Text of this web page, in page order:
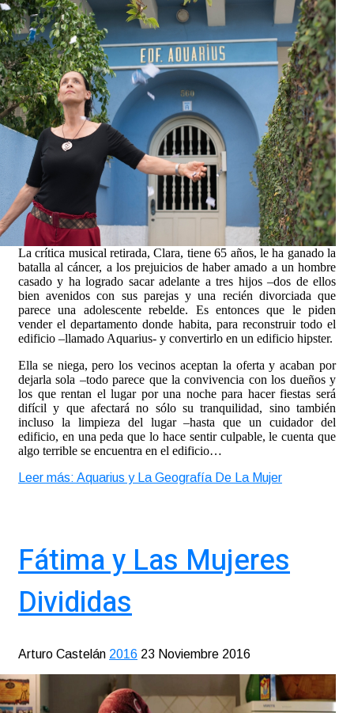
La crítica musical retirada, Clara, tiene 65 años, le ha ganado la
batalla al cáncer, a los prejuicios de haber amado a un hombre
casado y ha logrado sacar adelante a tres hijos –dos de ellos
bien avenidos con sus parejas y una recién divorciada que
parece una adolescente rebelde. Es entonces que le piden
vender el departamento donde habita, para reconstruir todo el
edificio –llamado Aquarius- y convertirlo en un edificio hipster.
Ella se niega, pero los vecinos aceptan la oferta y acaban por
dejarla sola –todo parece que la convivencia con los dueños y
los que rentan el lugar por una noche para hacer fiestas será
difícil y que afectará no sólo su tranquilidad, sino también
incluso la limpieza del lugar –hasta que un cuidador del
edificio, en una peda que lo hace sentir culpable, le cuenta que
algo terrible se encuentra en el edificio…
Leer más: Aquarius y La Geografía De La Mujer
Fátima y Las Mujeres
Divididas
Arturo Castelán 2016 23 Noviembre 2016